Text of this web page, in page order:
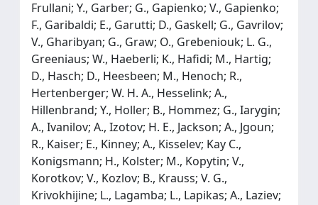
Frullani; Y., Garber; G., Gapienko; V., Gapienko;
F., Garibaldi; E., Garutti; D., Gaskell; G., Gavrilov;
V., Gharibyan; G., Graw; O., Grebeniouk; L. G.,
Greeniaus; W., Haeberli; K., Hafidi; M., Hartig;
D., Hasch; D., Heesbeen; M., Henoch; R.,
Hertenberger; W. H. A., Hesselink; A.,
Hillenbrand; Y., Holler; B., Hommez; G., Iarygin;
A., Ivanilov; A., Izotov; H. E., Jackson; A., Jgoun;
R., Kaiser; E., Kinney; A., Kisselev; Kay C.,
Konigsmann; H., Kolster; M., Kopytin; V.,
Korotkov; V., Kozlov; B., Krauss; V. G.,
Krivokhijine; L., Lagamba; L., Lapikas; A., Laziev;